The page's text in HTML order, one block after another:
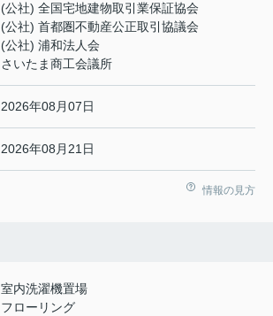
(公社) 全国宅地建物取引業保証協会
(公社) 首都圏不動産公正取引協議会
(公社) 浦和法人会
さいたま商工会議所
2026年08月07日
2026年08月21日
情報の見方
室内洗濯機置場
フローリング